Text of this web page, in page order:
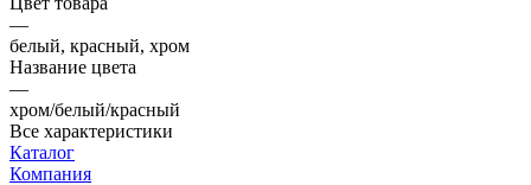
—
белый, красный, хром
Название цвета
—
хром/белый/красный
Все характеристики
Каталог
Компания